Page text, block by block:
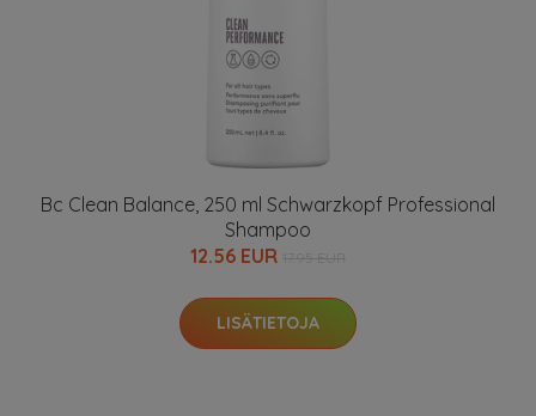
Bc Clean Balance, 250 ml Schwarzkopf Professional
Shampoo
12.56 EUR
LISÄTIETOJA